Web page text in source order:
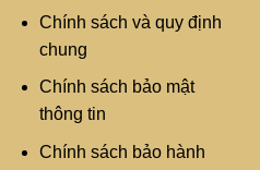
Chính sách và quy định
chung
Chính sách bảo mật
thông tin
Chính sách bảo hành